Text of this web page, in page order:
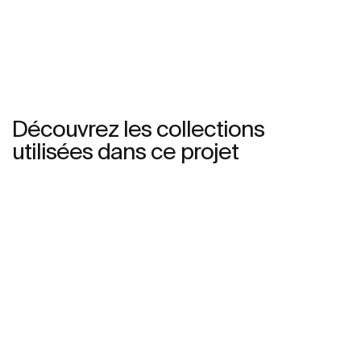
Découvrez les collections
utilisées dans ce projet